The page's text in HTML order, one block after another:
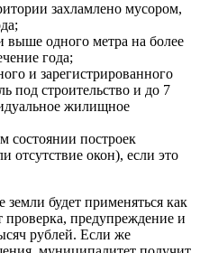
захламлено мусором,
выше одного метра на более
года;
и зарегистрированного
под строительство и до 7
жилищное
состоянии построек
отсутствие окон), если это
будет применяться как
предупреждение и
рублей. Если же